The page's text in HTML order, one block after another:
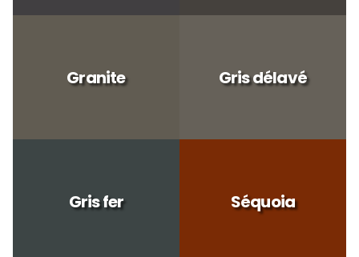
Granite Gris délavé
Gris fer Séquoia